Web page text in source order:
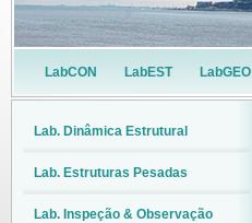
LabCON LabEST LabGEO
Lab. Dinâmica Estrutural
Lab. Estruturas Pesadas
Lab. Inspeção & Observação